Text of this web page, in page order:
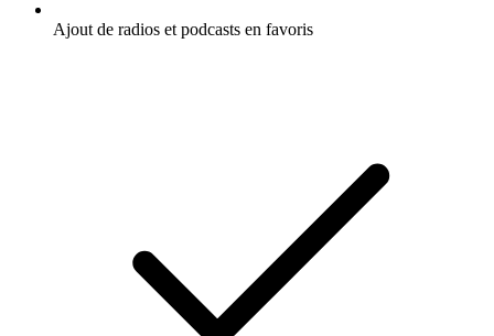
Ajout de radios et podcasts en favoris